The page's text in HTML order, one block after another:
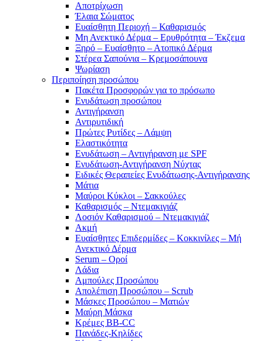
Αποτρίχωση
Έλαια Σώματος
Ευαίσθητη Περιοχή – Καθαρισμός
Μη Ανεκτικό Δέρμα – Ερυθρότητα – Έκζεμα
Ξηρό – Ευαίσθητο – Ατοπικό Δέρμα
Στέρεα Σαπούνια – Κρεμοσάπουνα
Ψωρίαση
Περιποίηση προσώπου
Πακέτα Προσφορών για το πρόσωπο
Ενυδάτωση προσώπου
Αντιγήρανση
Αντιρυτιδική
Πρώτες Ρυτίδες – Λάμψη
Ελαστικότητα
Ενυδάτωση – Αντιγήρανση με SPF
Ενυδάτωση-Αντιγήρανση Νύχτας
Ειδικές Θεραπείες Ενυδάτωσης-Αντιγήρανσης
Μάτια
Μαύροι Κύκλοι – Σακκούλες
Καθαρισμός – Ντεμακιγιάζ
Λοσιόν Καθαρισμού – Ντεμακιγιάζ
Ακμή
Ευαίσθητες Επιδερμίδες – Κοκκινίλες – Μή
Ανεκτικό Δέρμα
Serum – Οροί
Λάδια
Αμπούλες Προσώπου
Απολέπιση Προσώπου – Scrub
Μάσκες Προσώπου – Ματιών
Μαύρη Μάσκα
Κρέμες BB-CC
Πανάδες-Κηλίδες